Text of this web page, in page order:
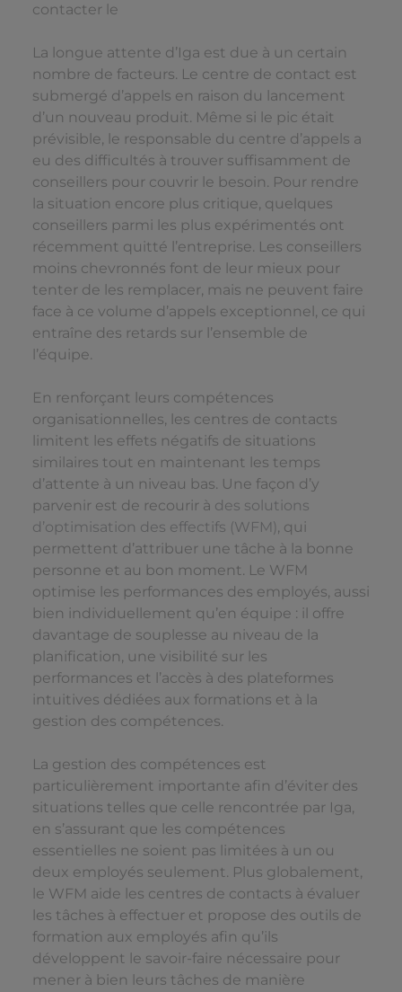
contacter le
La longue attente d’Iga est due à un certain
nombre de facteurs. Le centre de contact est
submergé d’appels en raison du lancement
d’un nouveau produit. Même si le pic était
prévisible, le responsable du centre d’appels a
eu des difficultés à trouver suffisamment de
conseillers pour couvrir le besoin. Pour rendre
la situation encore plus critique, quelques
conseillers parmi les plus expérimentés ont
récemment quitté l’entreprise. Les conseillers
moins chevronnés font de leur mieux pour
tenter de les remplacer, mais ne peuvent faire
face à ce volume d’appels exceptionnel, ce qui
entraîne des retards sur l’ensemble de
l’équipe.
En renforçant leurs compétences
organisationnelles, les centres de contacts
limitent les effets négatifs de situations
similaires tout en maintenant les temps
d’attente à un niveau bas. Une façon d’y
parvenir est de recourir à des solutions
d’optimisation des effectifs (WFM), qui
permettent d’attribuer une tâche à la bonne
personne et au bon moment. Le WFM
optimise les performances des employés, aussi
bien individuellement qu’en équipe : il offre
davantage de souplesse au niveau de la
planification, une visibilité sur les
performances et l’accès à des plateformes
intuitives dédiées aux formations et à la
gestion des compétences.
La gestion des compétences est
particulièrement importante afin d’éviter des
situations telles que celle rencontrée par Iga,
en s’assurant que les compétences
essentielles ne soient pas limitées à un ou
deux employés seulement. Plus globalement,
le WFM aide les centres de contacts à évaluer
les tâches à effectuer et propose des outils de
formation aux employés afin qu’ils
développent le savoir-faire nécessaire pour
mener à bien leurs tâches de manière